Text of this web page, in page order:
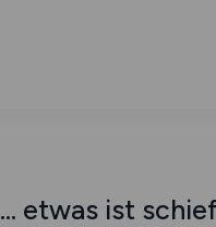
... etwas ist